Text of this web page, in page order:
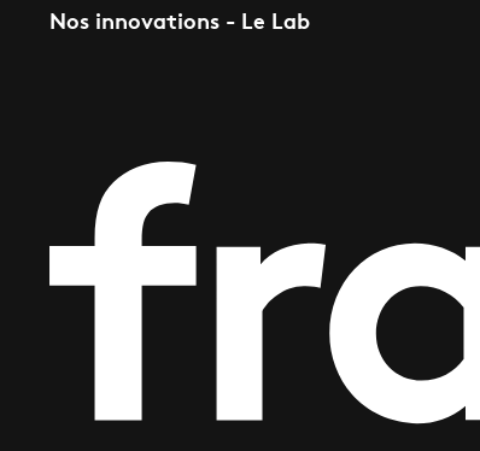
Nos innovations - Le Lab